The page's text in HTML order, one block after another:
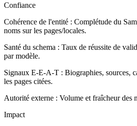
Confiance
Cohérence de l'entité : Complétude du
noms sur les pages/locales.
Santé du schema : Taux de réussite de
par modèle.
Signaux E-E-A-T : Biographies, sources,
les pages citées.
Autorité externe : Volume et fraîcheur des
Impact